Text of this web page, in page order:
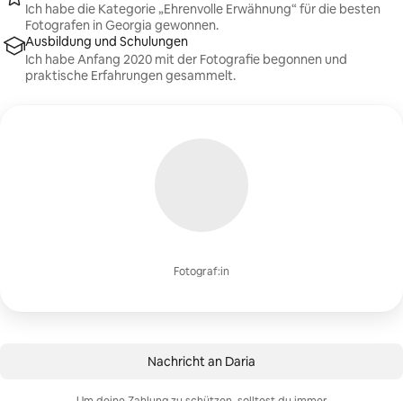
Fotograf:in
Ich habe die Kategorie „Ehrenvolle Erwähnung“ für die besten
Fotografen in Georgia gewonnen.
Ausbildung und Schulungen
Ich habe Anfang 2020 mit der Fotografie begonnen und
praktische Erfahrungen gesammelt.
Nachricht an Daria